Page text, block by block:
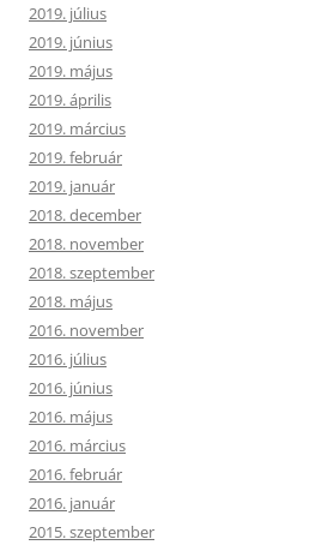
2019. július
2019. június
2019. május
2019. április
2019. március
2019. február
2019. január
2018. december
2018. november
2018. szeptember
2018. május
2016. november
2016. július
2016. június
2016. május
2016. március
2016. február
2016. január
2015. szeptember